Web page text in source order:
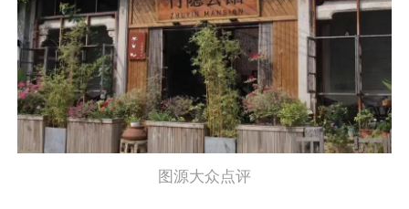
图源大众点评